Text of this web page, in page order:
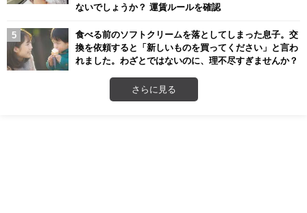
ないでしょうか？ 運賃ルールを確認
食べる前のソフトクリームを落としてしまった息子。交
換を依頼すると「新しいものを買ってください」と言わ
れました。わざとではないのに、理不尽すぎませんか？
さらに見る